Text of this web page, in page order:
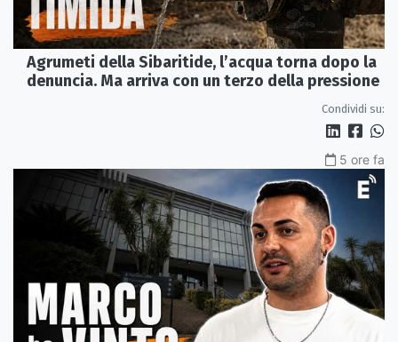
Agrumeti della Sibaritide, l’acqua torna dopo la
denuncia. Ma arriva con un terzo della pressione
Condividi su:
5 ore fa